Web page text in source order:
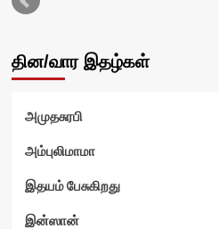
தின/வார இதழ்கள்
அமுதசுரபி
அம்புலிமாமா
இதயம் பேசுகிறது
இன்ஸான்